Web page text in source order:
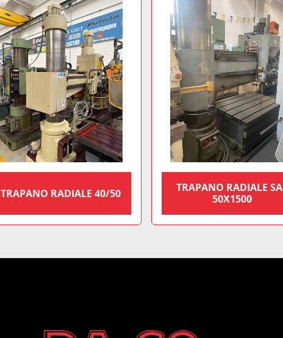
TRAPANO RADIALE 40/50
TRAPANO RADIALE
50X1500